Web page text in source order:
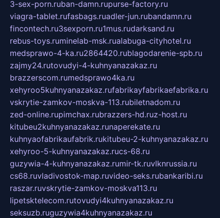
3-sex-porn.ruban-damn.rupurse-factory.ru
viagra-tablet.rufasbags.ruadler-jun.rubandamn.ru
fincontech.ru3sexporn.ru1mus.rudarksand.ru
rebus-toys.ruminelab-msk.rualabuga-cityhotel.ru
medsprawo-4-ka.ru2864420.rublagodarenie-spb.ru
zajmy24.rutovudyi-4-kuhnyanazakaz.ru
brazzerscom.rumedsprawo4ka.ru
xehyroo5kuhnyanazakaz.rufabrikayfabrikaefabrika.ru
vskrytie-zamkov-moskva-113.rubiletnadom.ru
zed-online.rupimchax.rubrazzers-hd.ruz-host.ru
kitubeu2kuhnyanazakaz.runaperekate.ru
kuhnyaofabrikaufabrik.rukitubeu-2-kuhnyanazakaz.ru
xehyroo-5-kuhnyanazakaz.rucs-68.ru
guzywia-4-kuhnyanazakaz.rumir-tk.ruvlknrussia.ru
cs68.ruvladivostok-map.ruvideo-seks.rubankaribi.ru
raszar.ruvskrytie-zamkov-moskva113.ru
lipetsktelecom.rutovudyi4kuhnyanazakaz.ru
seksuzb.ruguzywia4kuhnyanazakaz.ru